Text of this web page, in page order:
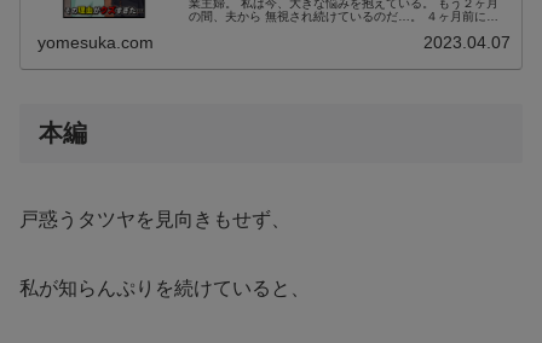
業主婦。 私は今、大きな悩みを抱えている。 もう２ヶ月
の間、夫から 無視され続けているのだ…。 ４ヶ月前に息
yomesuka.com 2023.04.07
本編
戸惑うタツヤを見向きもせず、
私が知らんぷりを続けていると、